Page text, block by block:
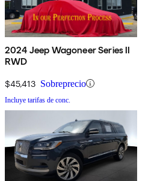
2024 Jeep Wagoneer Series II
RWD
$45,413 Sobreprecio
Incluye tarifas de conc.